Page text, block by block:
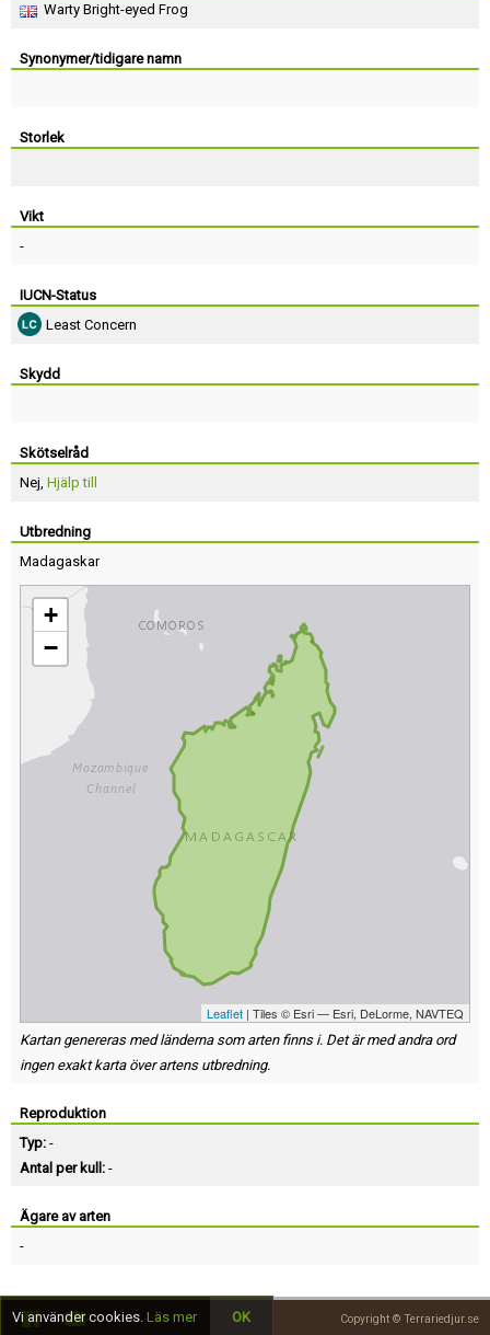
Warty Bright-eyed Frog
Synonymer/tidigare namn
Storlek
Vikt
-
IUCN-Status
Least Concern
Skydd
Skötselråd
Nej, Hjälp till
Utbredning
Madagaskar
+
−
Leaflet | Tiles © Esri — Esri, DeLorme, NAVTEQ
Kartan genereras med länderna som arten finns i. Det är med andra ord
ingen exakt karta över artens utbredning.
Reproduktion
Typ: -
Antal per kull: -
Ägare av arten
-
Copyright © Terrariedjur.se
Vi använder cookies. Läs mer OK